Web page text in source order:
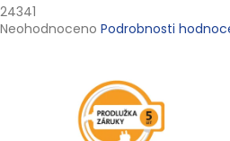
24341
Průměrné
Neohodnoceno Podrobnosti